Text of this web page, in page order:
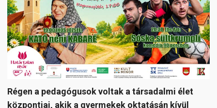
Régen a pedagógusok voltak a társadalmi élet
központjai, akik a gyermekek oktatásán kívül